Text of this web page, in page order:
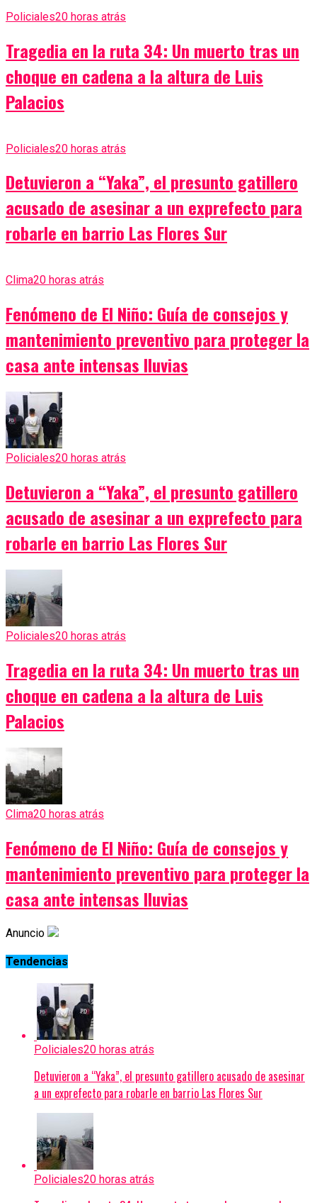
Policiales20 horas atrás
Tragedia en la ruta 34: Un muerto tras un
choque en cadena a la altura de Luis
Palacios
Policiales20 horas atrás
Detuvieron a “Yaka”, el presunto gatillero
acusado de asesinar a un exprefecto para
robarle en barrio Las Flores Sur
Clima20 horas atrás
Fenómeno de El Niño: Guía de consejos y
mantenimiento preventivo para proteger la
casa ante intensas lluvias
Policiales20 horas atrás
Detuvieron a “Yaka”, el presunto gatillero
acusado de asesinar a un exprefecto para
robarle en barrio Las Flores Sur
Policiales20 horas atrás
Tragedia en la ruta 34: Un muerto tras un
choque en cadena a la altura de Luis
Palacios
Clima20 horas atrás
Fenómeno de El Niño: Guía de consejos y
mantenimiento preventivo para proteger la
casa ante intensas lluvias
Anuncio
Tendencias
Policiales20 horas atrás
Detuvieron a “Yaka”, el presunto gatillero acusado de asesinar
a un exprefecto para robarle en barrio Las Flores Sur
Policiales20 horas atrás